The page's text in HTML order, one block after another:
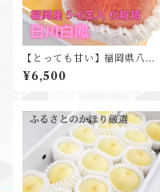
【とっても甘い】福岡県八女
郡広川町産 桃 日川白鳳 約1kg
5-6玉 化粧箱入 高糖度
¥6,500